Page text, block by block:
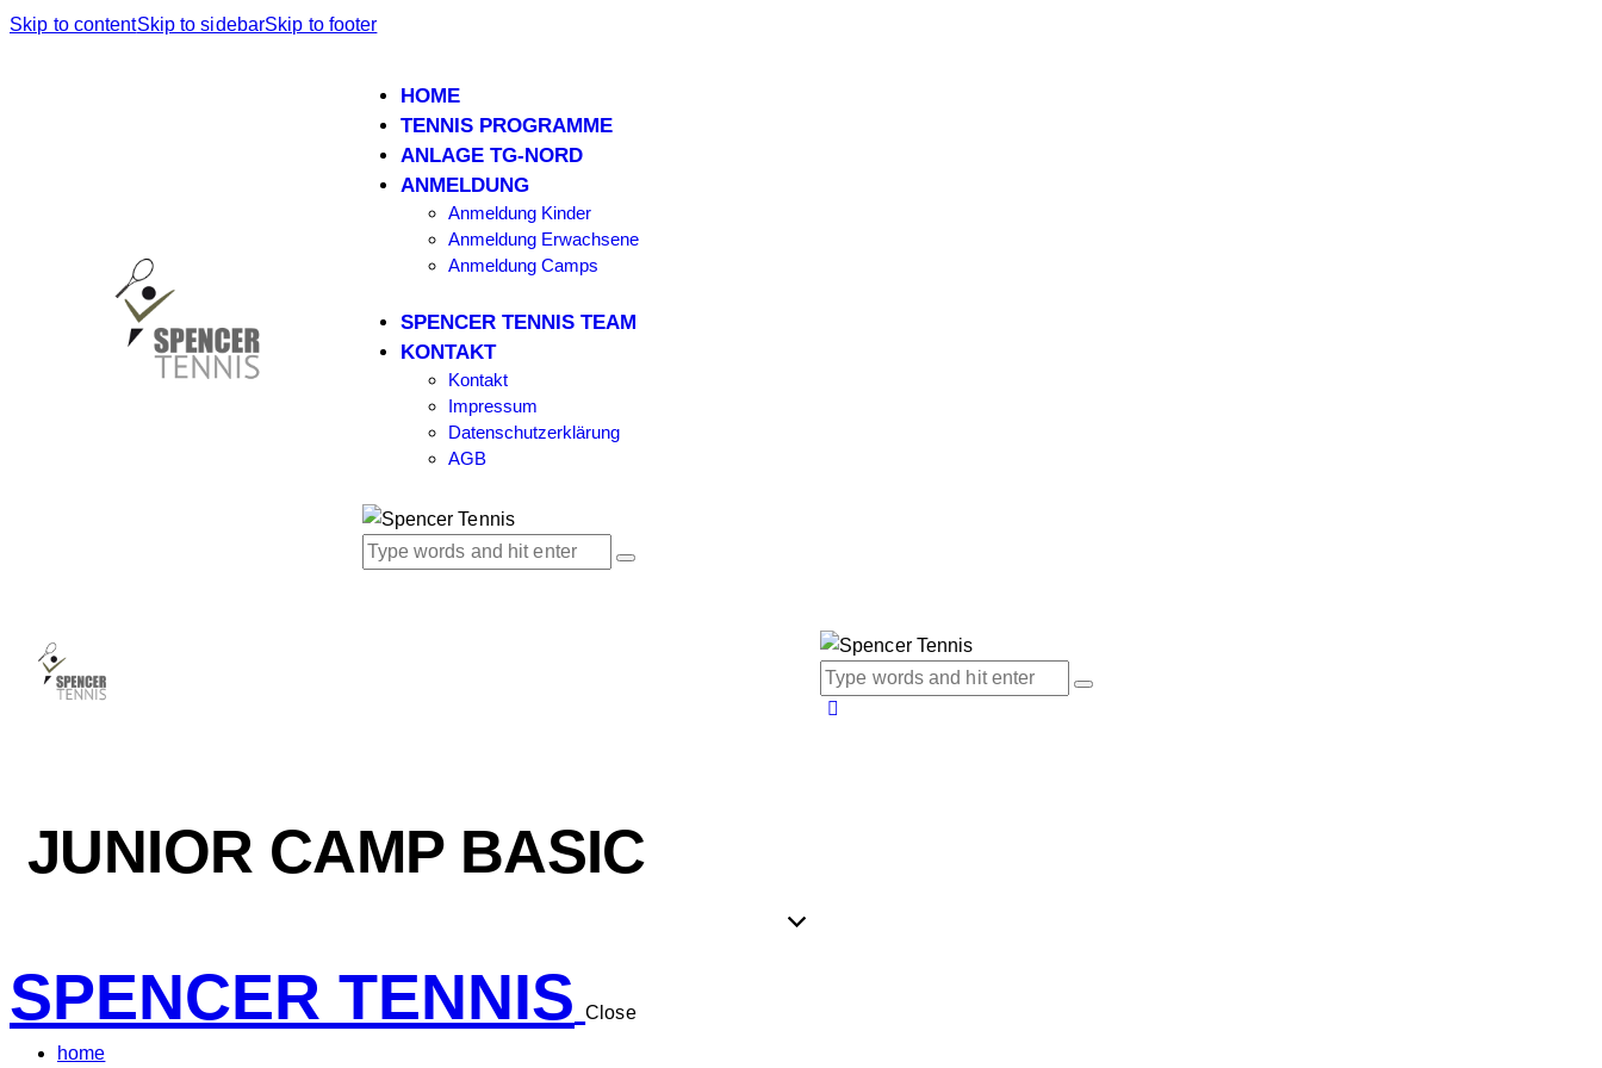
Skip to contentSkip to sidebarSkip to footer
HOME
TENNIS PROGRAMME
ANLAGE TG-NORD
ANMELDUNG
Anmeldung Kinder
Anmeldung Erwachsene
Anmeldung Camps
SPENCER TENNIS TEAM
KONTAKT
Kontakt
Impressum
Datenschutzerklärung
AGB
JUNIOR CAMP BASIC
SPENCER TENNIS
Close
home